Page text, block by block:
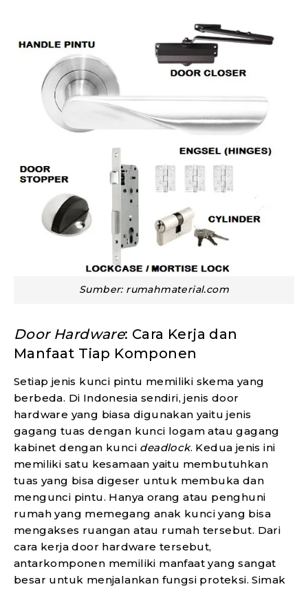
Sumber: rumahmaterial.com
Door Hardware: Cara Kerja dan
Manfaat Tiap Komponen
Setiap jenis kunci pintu memiliki skema yang
berbeda. Di Indonesia sendiri, jenis door
hardware yang biasa digunakan yaitu jenis
gagang tuas dengan kunci logam atau gagang
kabinet dengan kunci deadlock. Kedua jenis ini
memiliki satu kesamaan yaitu membutuhkan
tuas yang bisa digeser untuk membuka dan
mengunci pintu. Hanya orang atau penghuni
rumah yang memegang anak kunci yang bisa
mengakses ruangan atau rumah tersebut. Dari
cara kerja door hardware tersebut,
antarkomponen memiliki manfaat yang sangat
besar untuk menjalankan fungsi proteksi. Simak